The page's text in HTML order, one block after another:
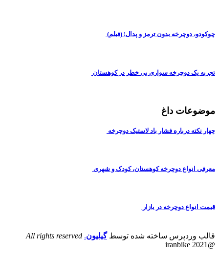
چوکودو، دوچرخه بدون ترمز و پدال! (فیلم)
تجربه یک دوچرخه سواری بی خطر در کوهستان
موضوعات داغ
چهار نکته درباره فشار باد لاستیک دوچرخه
معرفی انواع دوچرخه کوهستان، کودک و شهری
قیمت انواع دوچرخه در بازار
قالب وردپرس ساخته شده توسطگیلیون.
All rights reserved
@iranbike 2021